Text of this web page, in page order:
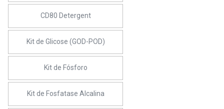
CD80 Detergent
Kit de Glicose (GOD-POD)
Kit de Fósforo
Kit de Fosfatase Alcalina